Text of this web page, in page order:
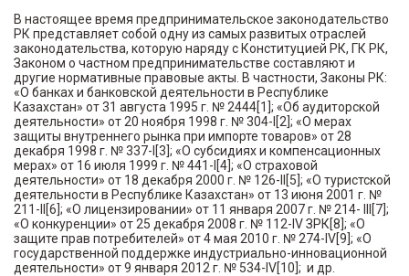
В настоящее время предпринимательское законодательство
РК представляет собой одну из самых развитых отраслей
законодательства, которую наряду с Конституцией РК, ГК РК,
Законом о частном предпринимательстве составляют и
другие нормативные правовые акты. В частности, Законы РК:
«О банках и банковской деятельности в Республике
Казахстан» от 31 августа 1995 г. № 2444[1]; «Об аудиторской
деятельности» от 20 ноября 1998 г. № 304-I[2]; «О мерах
защиты внутреннего рынка при импорте товаров» от 28
декабря 1998 г. № 337-I[3]; «О субсидиях и компенсационных
мерах» от 16 июля 1999 г. № 441-I[4]; «О страховой
деятельности» от 18 декабря 2000 г. № 126-II[5]; «О туристской
деятельности в Республике Казахстан» от 13 июня 2001 г. №
211-II[6]; «О лицензировании» от 11 января 2007 г. № 214- III[7];
«О конкуренции» от 25 декабря 2008 г. № 112-IV ЗРК[8]; «О
защите прав потребителей» от 4 мая 2010 г. № 274-IV[9]; «О
государственной поддержке индустриально-инновационной
деятельности» от 9 января 2012 г. № 534-IV[10]; и др.